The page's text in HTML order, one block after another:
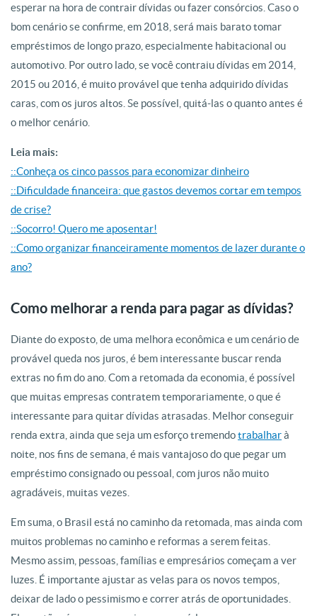
esperar na hora de contrair dívidas ou fazer consórcios. Caso o
bom cenário se confirme, em 2018, será mais barato tomar
empréstimos de longo prazo, especialmente habitacional ou
automotivo. Por outro lado, se você contraiu dívidas em 2014,
2015 ou 2016, é muito provável que tenha adquirido dívidas
caras, com os juros altos. Se possível, quitá-las o quanto antes é
o melhor cenário.
Leia mais:
::Conheça os cinco passos para economizar dinheiro
::Dificuldade financeira: que gastos devemos cortar em tempos
de crise?
::Socorro! Quero me aposentar!
::Como organizar financeiramente momentos de lazer durante o
ano?
Como melhorar a renda para pagar as dívidas?
Diante do exposto, de uma melhora econômica e um cenário de
provável queda nos juros, é bem interessante buscar renda
extras no fim do ano. Com a retomada da economia, é possível
que muitas empresas contratem temporariamente, o que é
interessante para quitar dívidas atrasadas. Melhor conseguir
renda extra, ainda que seja um esforço tremendotrabalharà
noite, nos fins de semana, é mais vantajoso do que pegar um
empréstimo consignado ou pessoal, com juros não muito
agradáveis, muitas vezes.
Em suma, o Brasil está no caminho da retomada, mas ainda com
muitos problemas no caminho e reformas a serem feitas.
Mesmo assim, pessoas, famílias e empresários começam a ver
luzes. É importante ajustar as velas para os novos tempos,
deixar de lado o pessimismo e correr atrás de oportunidades.